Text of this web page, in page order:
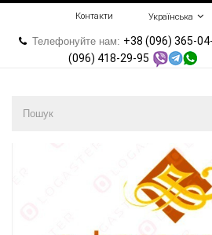
Українська
Контакти
Телефонуйте нам: +38 (096) 365-
(096) 418-29-95